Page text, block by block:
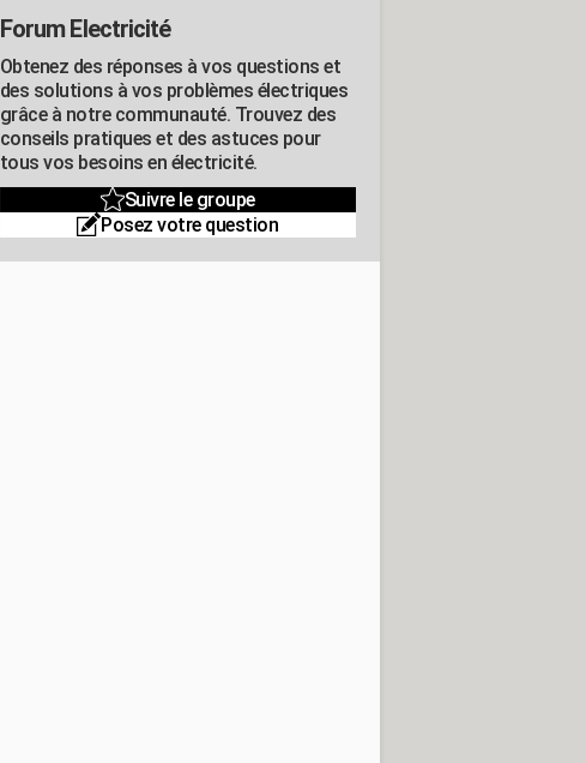
Forum Electricité
Obtenez des réponses à vos questions et
des solutions à vos problèmes électriques
grâce à notre communauté. Trouvez des
conseils pratiques et des astuces pour
tous vos besoins en électricité.
Suivre le groupe
Posez votre question